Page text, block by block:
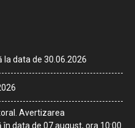
data de 30.06.2026
Avertizarea
data de 07 august, ora 10:00